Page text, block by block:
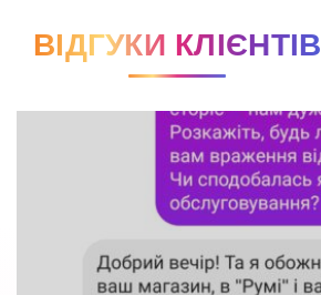
ВІДГУКИ КЛІЄНТІВ